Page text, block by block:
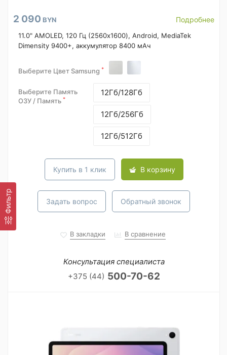
Фильтр
2 090 BYN Подробнее
11.0" AMOLED, 120 Гц (2560x1600), Android, MediaTek
Dimensity 9400+, аккумулятор 8400 мАч
Выберите Цвет Samsung *
Выберите Память
ОЗУ / Память *
12Гб/128Гб
12Гб/256Гб
12Гб/512Гб
Купить в 1 клик В корзину
Задать вопрос Обратный звонок
В закладки В сравнение
Консультация специалиста
+375 (44) 500-70-62